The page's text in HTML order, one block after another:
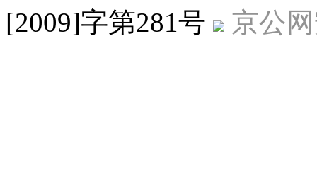
[2009]字第281号
京公